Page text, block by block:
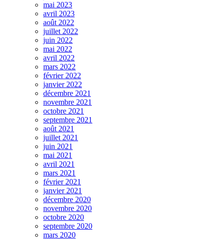
mai 2023
avril 2023
août 2022
juillet 2022
juin 2022
mai 2022
avril 2022
mars 2022
février 2022
janvier 2022
décembre 2021
novembre 2021
octobre 2021
septembre 2021
août 2021
juillet 2021
juin 2021
mai 2021
avril 2021
mars 2021
février 2021
janvier 2021
décembre 2020
novembre 2020
octobre 2020
septembre 2020
mars 2020